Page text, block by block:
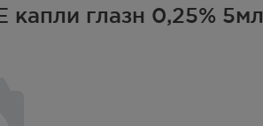
капли глазн 0,25% 5мл